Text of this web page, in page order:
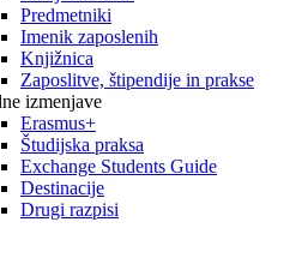
Predmetniki
Imenik zaposlenih
Knjižnica
Zaposlitve, štipendije in prakse
izmenjave
Erasmus+
Študijska praksa
Exchange Students Guide
Destinacije
Drugi razpisi